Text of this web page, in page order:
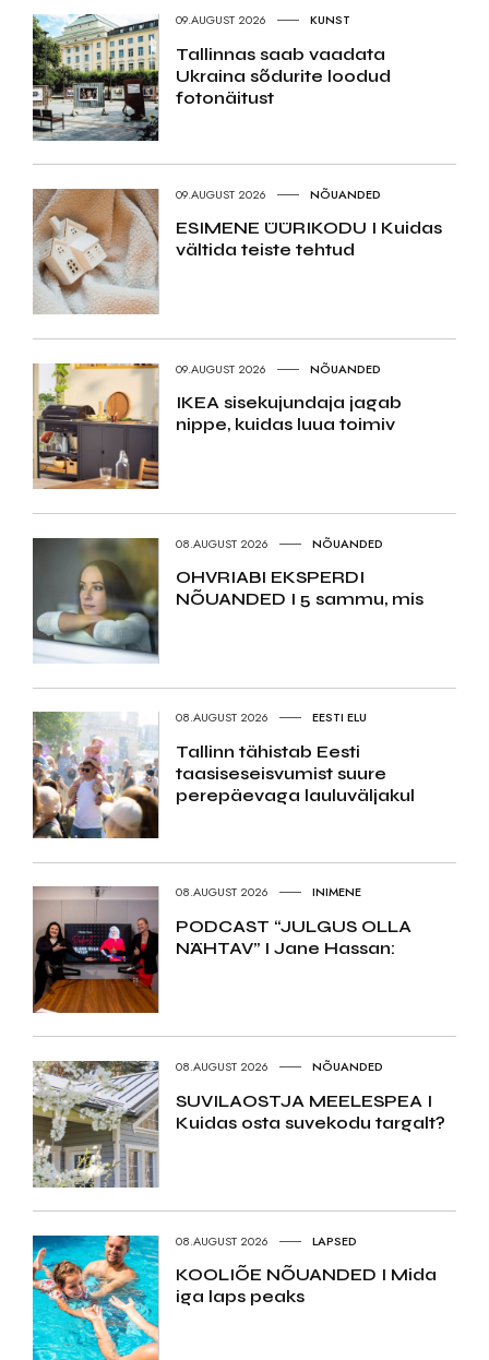
09.AUGUST 2026 KUNST
Tallinnas saab vaadata
Ukraina sõdurite loodud
fotonäitust
09.AUGUST 2026 NÕUANDED
ESIMENE ÜÜRIKODU I Kuidas
vältida teiste tehtud
09.AUGUST 2026 NÕUANDED
IKEA sisekujundaja jagab
nippe, kuidas luua toimiv
08.AUGUST 2026 NÕUANDED
OHVRIABI EKSPERDI
NÕUANDED I 5 sammu, mis
08.AUGUST 2026 EESTI ELU
Tallinn tähistab Eesti
taasiseseisvumist suure
perepäevaga lauluväljakul
08.AUGUST 2026 INIMENE
PODCAST “JULGUS OLLA
NÄHTAV” I Jane Hassan:
08.AUGUST 2026 NÕUANDED
SUVILAOSTJA MEELESPEA I
Kuidas osta suvekodu targalt?
08.AUGUST 2026 LAPSED
KOOLIÕE NÕUANDED I Mida
iga laps peaks